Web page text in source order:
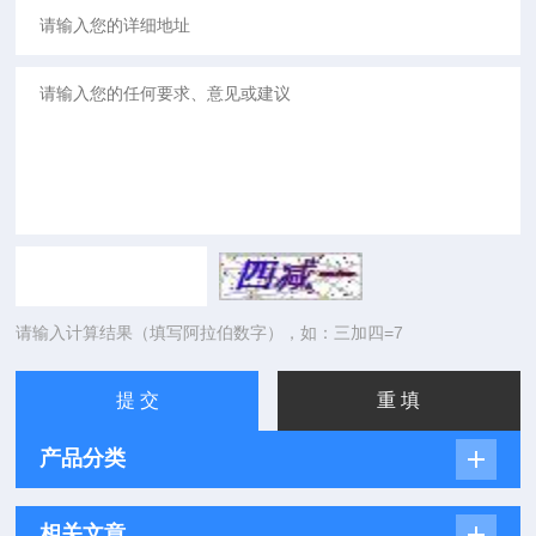
请输入计算结果（填写阿拉伯数字），如：三加四=7
产品分类